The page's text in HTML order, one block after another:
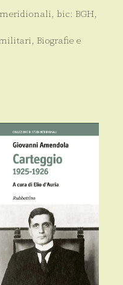
, bic: BGH,
, Biografie e